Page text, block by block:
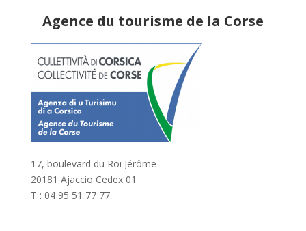
Agence du tourisme de la Corse
17, boulevard du Roi Jérôme
20181 Ajaccio Cedex 01
T : 04 95 51 77 77